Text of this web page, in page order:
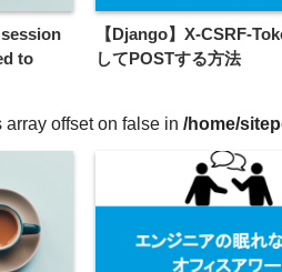
to
【Django】X-CSRF-
してPOSTする方法
array offset on false in /home/